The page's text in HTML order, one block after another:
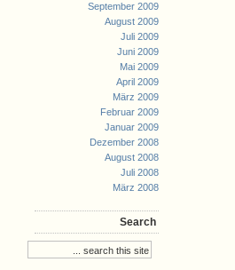
September 2009
August 2009
Juli 2009
Juni 2009
Mai 2009
April 2009
März 2009
Februar 2009
Januar 2009
Dezember 2008
August 2008
Juli 2008
März 2008
Search